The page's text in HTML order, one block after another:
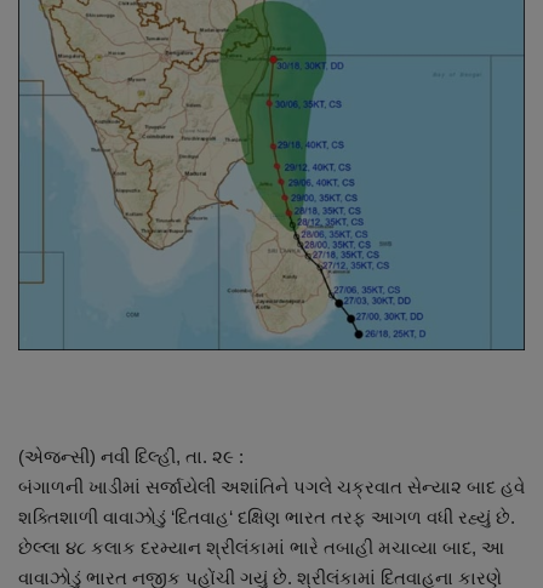
Team
Guest Author
About Author
Dipotsav Special
ગુજરાત
જુનાગઢ
(એજન્સી) નવી દિલ્હી, તા. ૨૯ :
બંગાળની ખાડીમાં સર્જાયેલી અશાંતિને પગલે ચક્રવાત સેન્યા૨ બાદ હવે
શક્તિશાળી વાવાઝોડું ‘દિતવાહ‘ દક્ષિણ ભારત તરફ આગળ વધી રહ્યું છે.
છેલ્લા ૪૮ કલાક દરમ્યાન શ્રીલંકામાં ભારે તબાહી મચાવ્યા બાદ, આ
વાવાઝોડું ભારત નજીક પહોંચી ગયું છે. શ્રીલંકામાં દિતવાહના કારણે